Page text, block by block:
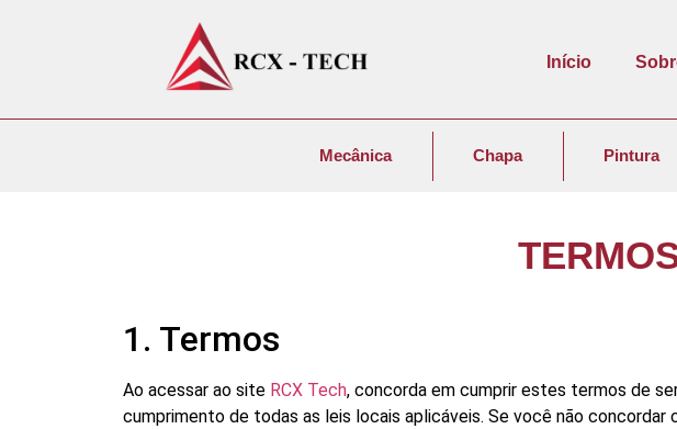
Início
Mecânica Chapa Pintura
1. Termos
Ao acessar ao site RCX Tech, concorda em cumprir estes termos de
cumprimento de todas as leis locais aplicáveis. Se você não